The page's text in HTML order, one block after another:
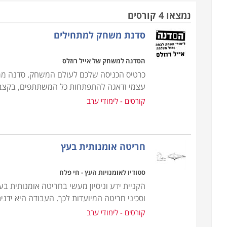
באופן עקרוני סדנאות כוללות את האלמנטים הבאים:
או שורה של מרצים המעניקים לנוכחים חוויה של
משותפים הנוכחים בתהליכים שונים, הן ברמה
כשההרצאה הפרונטלית מגיחה לפרקים על מנת
סדנאות עשויות להתרחש במספר מודלים של העברה:
ואף סדרת סדנאות המתפרשת על פני מספר שבועות.
מאפיין בולט של סדנאות הוא הלמידה וההתנסות
ליכולתה של הרצאה פרונטלית המיועדת להעביר
חלקי הסדנא, הם מקבלים הזדמנות ליישם את
נחשפים לסיטואציות והתנסויות חדשות בחייהם,
סדנאות מיועדות לכל אדם המעוניין להרחיב את
הידע הזה. הסדנאות מיועדות להעברת ידע
נמצאו 4 קורסים
סדנת משחק למתחילים
הסדנה למשחק של אייל רוזלס
כרטיס הכניסה שלכם לעולם המשחק. סדנה
עצמי ודאגה להתפתחות כל המשתתפים,
קורסים - לימודי ערב
חריטה אומנותית בעץ
סטודיו לאומנויות העץ - חי פלח
הקניית ידע וניסיון מעשי בחריטה
וסכיני חריטה המיועדות לכך. העבודה היא
קורסים - לימודי ערב